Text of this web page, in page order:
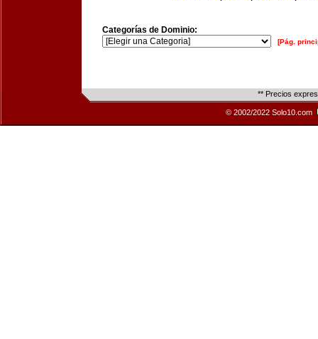
Categorías de Dominio:
[Pág.
** Precios
© 2002/2022 Solo10.com